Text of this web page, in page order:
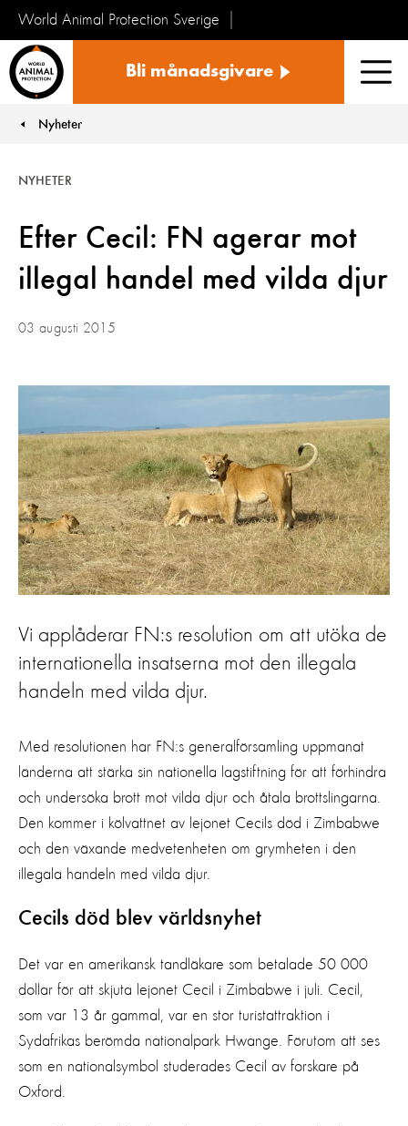
World Animal Protection Sverige
Bli månadsgivare
You are here:
Nyheter
Efter Cecil: FN agerar mot
illegal handel med vilda djur
NYHETER
03 augusti 2015
Vi applåderar FN:s resolution om att utöka de
internationella insatserna mot den illegala
handeln med vilda djur.
Med resolutionen har FN:s generalförsamling uppmanat
länderna att stärka sin nationella lagstiftning för att förhindra
och undersöka brott mot vilda djur och åtala brottslingarna.
Den kommer i kölvattnet av lejonet Cecils död i Zimbabwe
och den växande medvetenheten om grymheten i den
illegala handeln med vilda djur.
Cecils död blev världsnyhet
Det var en amerikansk tandläkare som betalade 50 000
dollar för att skjuta lejonet Cecil i Zimbabwe i juli. Cecil,
som var 13 år gammal, var en stor turistattraktion i
Sydafrikas berömda nationalpark Hwange. Förutom att ses
som en nationalsymbol studerades Cecil av forskare på
Oxford.